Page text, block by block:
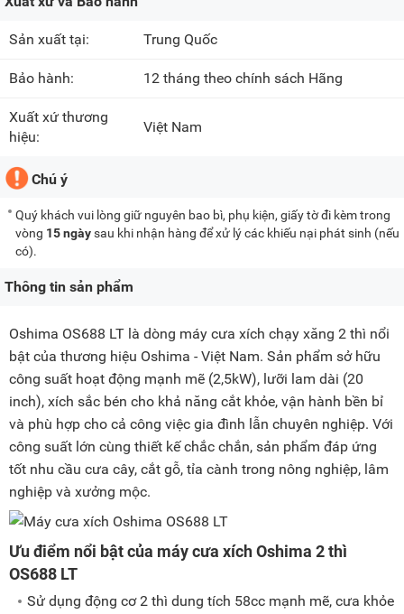
Sản xuất tại: Trung Quốc
Bảo hành: 12 tháng theo chính sách Hãng
Xuất xứ thương
hiệu:
Việt Nam
Chú ý
Quý khách vui lòng giữ nguyên bao bì, phụ kiện, giấy tờ đi kèm trong
vòng 15 ngàysau khi nhận hàng để xử lý các khiếu nại phát sinh (nếu
có).
Thông tin sản phẩm
Oshima OS688 LT là dòng máy cưa xích chạy xăng 2 thì nổi
bật của thương hiệu Oshima - Việt Nam. Sản phẩm sở hữu
công suất hoạt động mạnh mẽ (2,5kW), lưỡi lam dài (20
inch), xích sắc bén cho khả năng cắt khỏe, vận hành bền bỉ
và phù hợp cho cả công việc gia đình lẫn chuyên nghiệp. Với
công suất lớn cùng thiết kế chắc chắn, sản phẩm đáp ứng
tốt nhu cầu cưa cây, cắt gỗ, tỉa cành trong nông nghiệp, lâm
nghiệp và xưởng mộc.
Ưu điểm nổi bật của máy cưa xích Oshima 2 thì
OS688 LT
Sử dụng động cơ 2 thì dung tích 58cc mạnh mẽ, cưa khỏe